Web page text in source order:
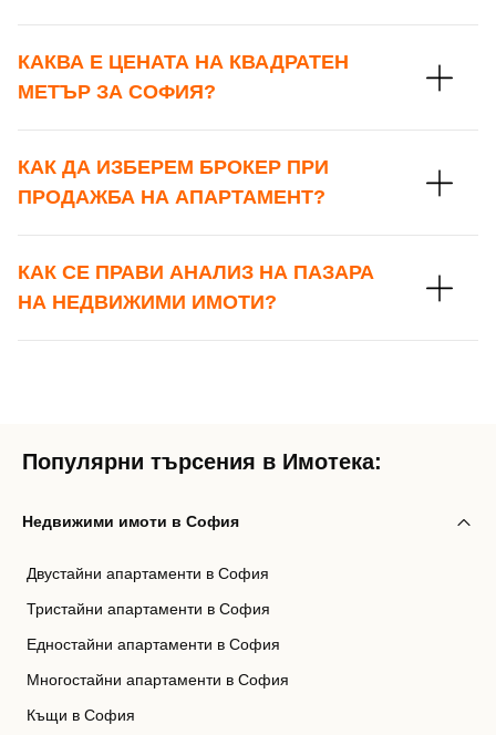
КАКВА Е ЦЕНАТА НА КВАДРАТЕН
МЕТЪР ЗА СОФИЯ?
КАК ДА ИЗБЕРЕМ БРОКЕР ПРИ
ПРОДАЖБА НА АПАРТАМЕНТ?
КАК СЕ ПРАВИ АНАЛИЗ НА ПАЗАРА
НА НЕДВИЖИМИ ИМОТИ?
Популярни търсения в Имотека:
Недвижими имоти в София
Двустайни апартаменти в София
Тристайни апартаменти в София
Едностайни апартаменти в София
Многостайни апартаменти в София
Къщи в София